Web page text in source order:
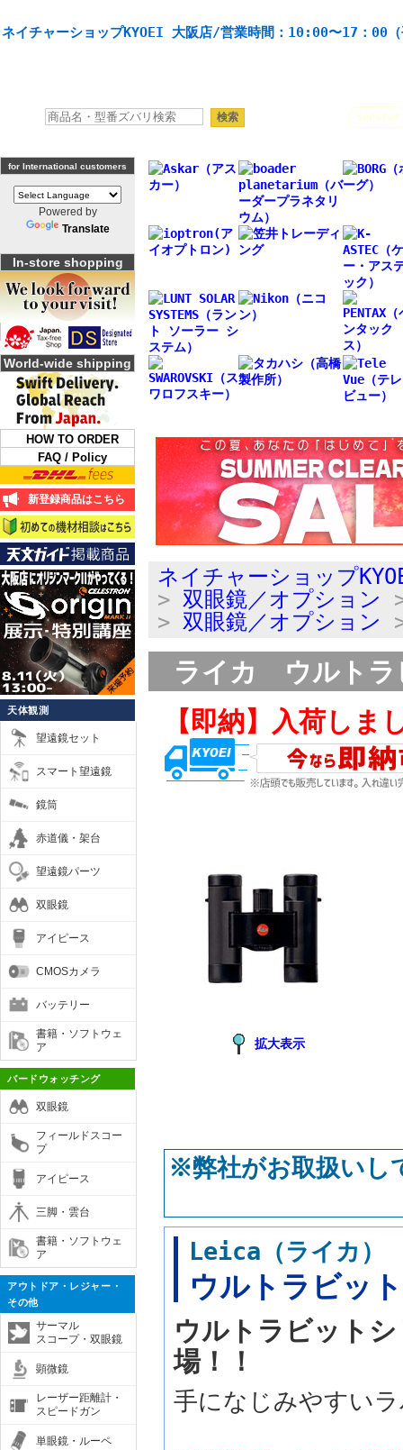
ネイチャーショップKYOEI 大阪店/営業時間：10:00〜17：00（
Seestar
for International customers
Powered by
Translate
In-store shopping
World-wide shipping
HOW TO ORDER
FAQ / Policy
新登録商品はこちら
天体観測
望遠鏡セット
スマート望遠鏡
鏡筒
赤道儀・架台
望遠鏡パーツ
双眼鏡
アイピース
CMOSカメラ
バッテリー
書籍・ソフトウェ
ア
バードウォッチング
双眼鏡
フィールドスコー
プ
アイピース
三脚・雲台
書籍・ソフトウェ
ア
アウトドア・レジャー・
その他
サーマル
スコープ・双眼鏡
顕微鏡
レーザー距離計・
スピードガン
単眼鏡・ルーペ
ネイチャーショップ
> 双眼鏡／オプション
> 双眼鏡／オプション
ライカ ウルトラ
【即納】入荷しま
拡大表示
※弊社がお取扱いし
Leica（ライカ）
ウルトラビッ
ウルトラビット
場！！
手になじみやすい